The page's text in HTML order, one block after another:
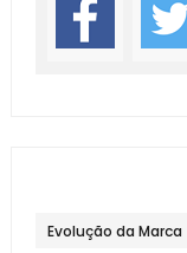
Evolução da Marca